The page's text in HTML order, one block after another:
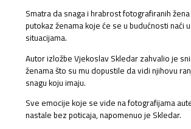
Smatra da snaga i hrabrost fotografiranih
putokaz ženama koje će se u budućnosti naći
situacijama.
Autor izložbe Vjekoslav Skledar zahvalio je
ženama što su mu dopustile da vidi njihovu
snagu koju imaju.
Sve emocije koje se vide na fotografijama
nastale bez poticaja, napomenuo je Skledar.